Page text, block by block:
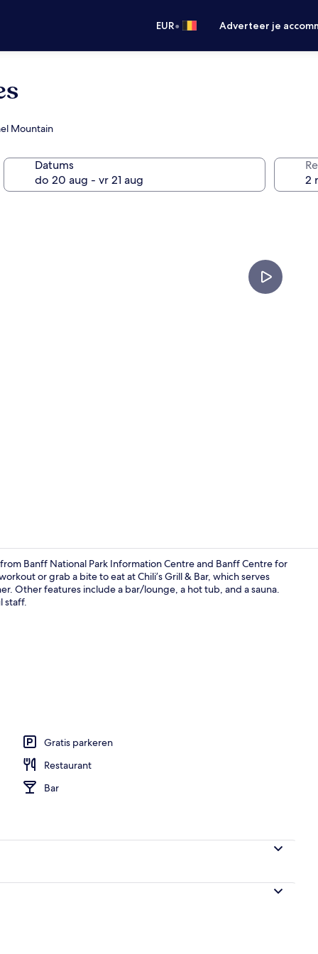
EUR• Adverteer je
Mountain
Datums
Banff National Park Information Centre and Banff Centre for
or grab a bite to eat at Chili’s Grill & Bar, which serves
Other features include a bar/lounge, a hot tub, and a sauna.
staff.
Gratis parkeren
Restaurant
Bar